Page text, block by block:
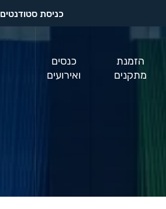
כניסת סטודנטים
הזמנת
מתקנים
כנסים
ואירועים